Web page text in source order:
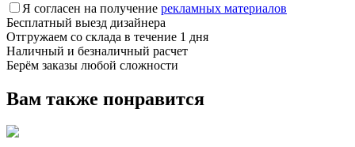
Я согласен на получение рекламных материалов
Бесплатный выезд дизайнера
Отгружаем со склада в течение 1 дня
Наличный и безналичный расчет
Берём заказы любой сложности
Вам также понравится